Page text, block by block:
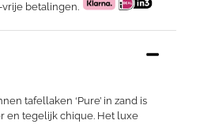
betalingen.
tafellaken ‘Pure’ in zand is
en tegelijk chique. Het luxe